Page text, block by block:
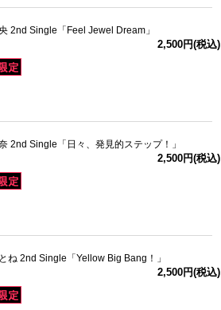
2nd Single「Feel Jewel Dream」
2,500円(税込)
2nd Single「日々、発見的ステップ！」
2,500円(税込)
ね 2nd Single「Yellow Big Bang！」
2,500円(税込)